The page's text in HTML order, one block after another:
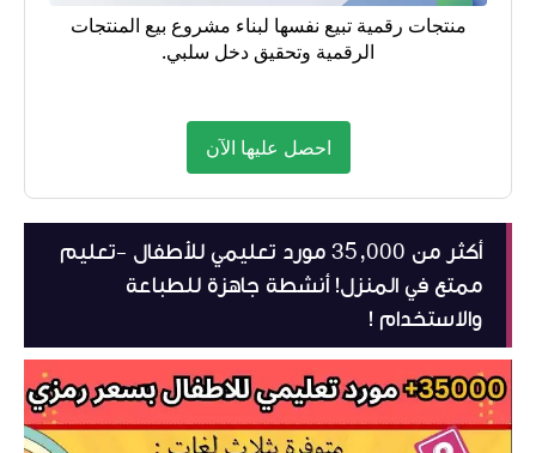
منتجات رقمية تبيع نفسها لبناء مشروع بيع المنتجات
الرقمية وتحقيق دخل سلبي.
احصل عليها الآن
أكثر من 35,000 مورد تعليمي للأطفال -تعليم
ممتع في المنزل! أنشطة جاهزة للطباعة
والاستخدام !